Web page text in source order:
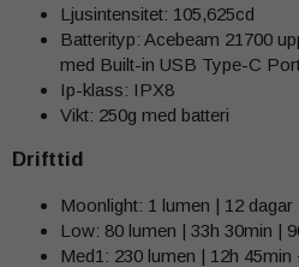
Ljusintensitet: 105,625cd
Batterityp: Acebeam 21700
med Built-in USB Type-C
Ip-klass: IPX8
Vikt: 250g med batteri
Drifttid
Moonlight: 1 lumen | 12 dagar
Low: 80 lumen | 33h 30min |
Med1: 230 lumen | 12h